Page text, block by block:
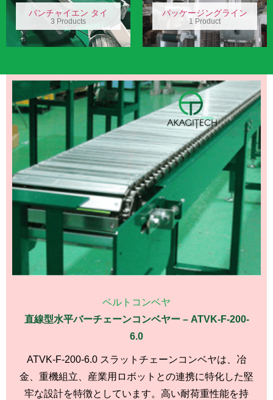
バンチャイエン タイ
3 Products
パッケージングライン
1 Product
ベルトコンベヤ
直線型水平バーチェーンコンベヤー – ATVK-F-200-
6.0
ATVK-F-200-6.0 スラットチェーンコンベヤは、冶
金、重機組立、産業用ロボットとの連携に特化した堅
牢な設計を特徴としています。高い耐荷重性能を持